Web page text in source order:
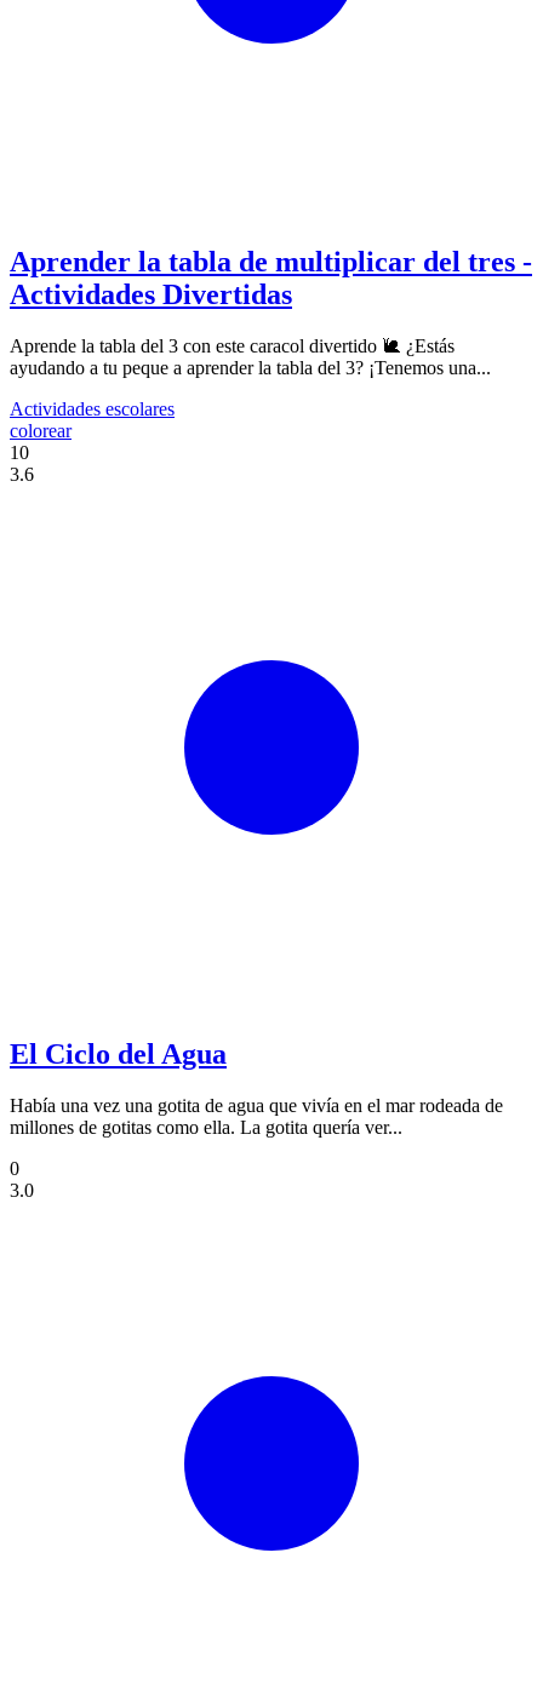
Aprender la tabla de multiplicar del tres -
Actividades Divertidas
Aprende la tabla del 3 con este caracol divertido 🐌 ¿Estás
ayudando a tu peque a aprender la tabla del 3? ¡Tenemos una...
Actividades escolares
colorear
10
3.6
El Ciclo del Agua
Había una vez una gotita de agua que vivía en el mar rodeada de
millones de gotitas como ella. La gotita quería ver...
0
3.0